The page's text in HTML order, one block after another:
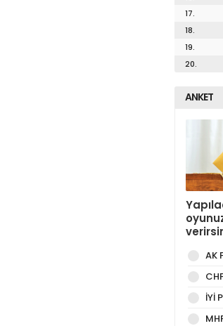
17.
18.
19.
20.
ANKET
AK
İYİ